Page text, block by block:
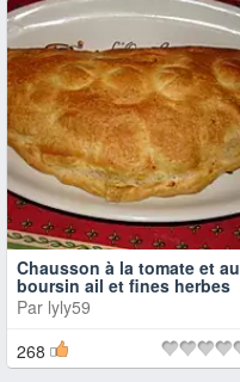
Chausson à la tomate et au
boursin ail et fines herbes
Par lyly59
268